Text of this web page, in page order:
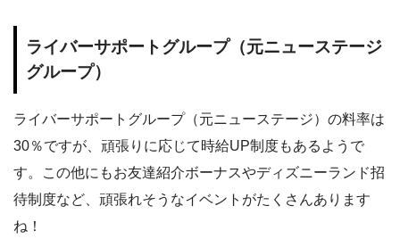
ライバーサポートグループ（元ニューステージ
グループ）
ライバーサポートグループ（元ニューステージ）の料率は
30％ですが、頑張りに応じて時給UP制度もあるようで
す。この他にもお友達紹介ボーナスやディズニーランド招
待制度など、頑張れそうなイベントがたくさんあります
ね！